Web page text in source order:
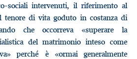
sociali intervenuti, il riferimento al
tenore di vita goduto in costanza di
che occorreva «superare la
del matrimonio inteso come
perché è «ormai generalmente